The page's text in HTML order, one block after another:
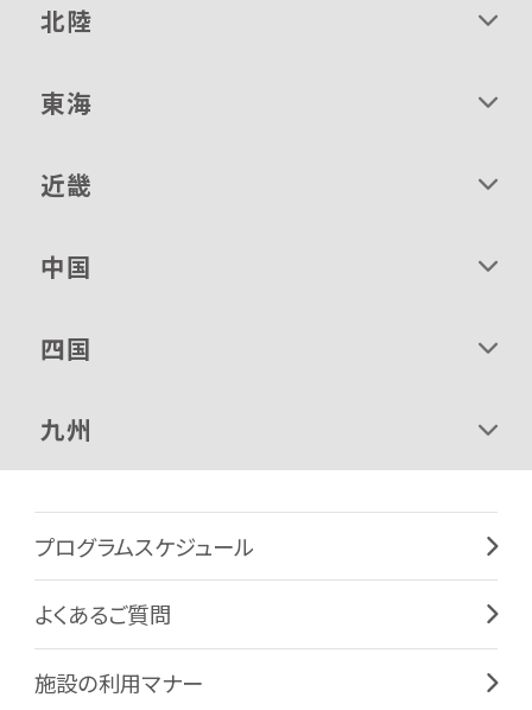
北陸
東海
近畿
中国
四国
九州
プログラムスケジュール
よくあるご質問
施設の利用マナー